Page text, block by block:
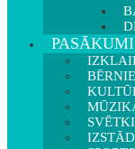
PASĀKUMI